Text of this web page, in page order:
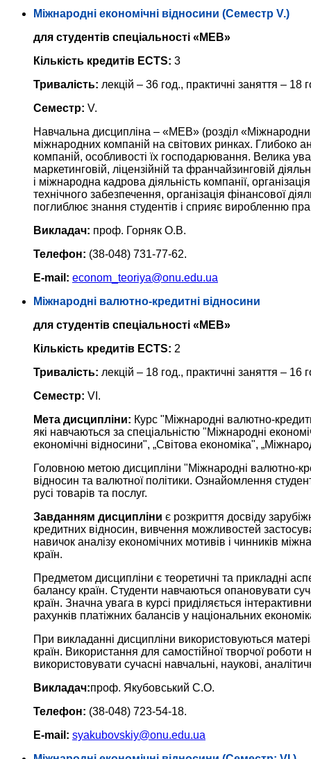
Міжнародні економічні відносини (Семестр V.)
для студентів спеціальності «МЕВ»
Кількість кредитів ECTS: 3
Тривалість: лекцій – 36 год., практичні заняття – 18
Семестр: V.
Навчальна дисципліна – «МЕВ» (розділ
міжнародних компаній на світових ринках. Глибоко
компаній, особливості їх господарювання. Велика
маркетинговій, ліцензійній та франчайзинговій
і міжнародна кадрова діяльність компанії,
технічного забезпечення, організація фінансової
поглиблює знання студентів і сприяє виробленню
Викладач: проф. Горняк О.В.
Телефон: (38-048) 731-77-62.
E-mail: econom_teoriya@onu.edu.ua
Міжнародні валютно-кредитні відносини
для студентів спеціальності «МЕВ»
Кількість кредитів ECTS: 2
Тривалість: лекцій – 18 год., практичні заняття – 16
Семестр: VI.
Мета дисципліни: Курс "Міжнародні валютно-
які навчаються за спеціальністю "Міжнародні
економічні відносини", „Світова економіка",
Головною метою дисципліни "Міжнародні валютно-
відносин та валютної політики. Ознайомлення
русі товарів та послуг.
Завданням дисципліни є розкриття досвіду
кредитних відносин, вивчення можливостей
навичок аналізу економічних мотивів і чинників
країн.
Предметом дисципліни є теоретичні та прикладні
балансу країн. Студенти навчаються опановувати
країн. Значна увага в курсі приділяється
рахунків платіжних балансів у національних
При викладанні дисципліни використовуються
країн. Використання для самостійної творчої
використовувати сучасні навчальні, наукові,
Викладач:проф. Якубовський С.О.
Телефон: (38-048) 723-54-18.
E-mail: syakubovskiy@onu.edu.ua